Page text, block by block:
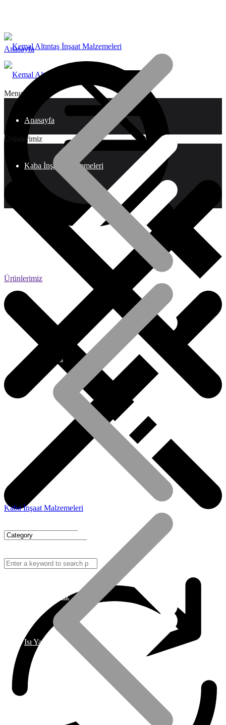
Menu
Anasayfa
Hakkımızda
Hizmetlerimiz
Ürünlerimiz
Kaba İnşaat Malzemeleri
Kiremit Grubu
Isı Yalıtım Malzemeleri
Anasayfa
Ürünlerimiz
Kaba İnşaat Malzemeleri